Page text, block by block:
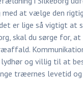
med at vælge den
er lige så vigtigt at
skal du sørge for,
og villig til at
træernes levetid og